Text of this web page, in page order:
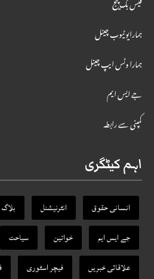
فیس بک پیج
ہمارایوٹیوب چینل
ہمارا وٹس ایپ چینل
جے ایس ایم
کمپنی سے رابطہ
اہم کیٹگری
انسانی حقوق انٹرنیشنل بلاگ
جے ایس ایم
خواتین سیاحت
علاقائی خبریں
فیچر اسٹوری